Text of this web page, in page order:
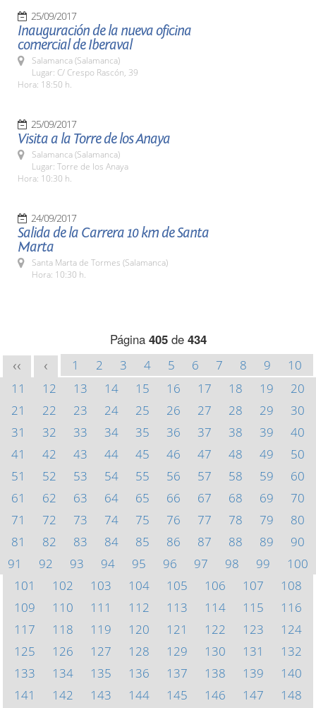
25/09/2017
Inauguración de la nueva oficina
comercial de Iberaval
Salamanca (Salamanca)
Lugar: C/ Crespo Rascón, 39
Hora: 18:50 h.
25/09/2017
Visita a la Torre de los Anaya
Salamanca (Salamanca)
Lugar: Torre de los Anaya
Hora: 10:30 h.
24/09/2017
Salida de la Carrera 10 km de Santa
Marta
Santa Marta de Tormes (Salamanca)
Hora: 10:30 h.
Página 405de 434
<< < 1 2 3 4 5 6 7 8 9
10
11
12 13 14 15 16 17 18 19
20
21
22 23 24 25 26 27 28 29
30
31
32 33 34 35 36 37 38 39
40
41
42 43 44 45 46 47 48 49
50
51
52 53 54 55 56 57 58 59
60
61
62 63 64 65 66 67 68 69
70
71
72 73 74 75 76 77 78 79
80
81
82 83 84 85 86 87 88 89
90
91
92 93 94 95 96 97 98 99
100
101
102 103 104 105 106 107
108
109
110 111 112 113 114 115
116
117
118 119 120 121 122 123
124
125
126 127 128 129 130 131
132
133
134 135 136 137 138 139
140
141
142 143 144 145 146 147
148